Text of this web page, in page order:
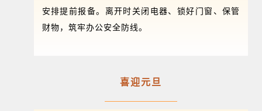
安排提前报备。离开时关闭电器、锁好门窗、保管
财物，筑牢办公安全防线。
喜迎元旦